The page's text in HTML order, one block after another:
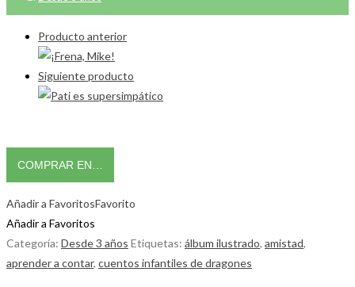
Producto anterior
Siguiente producto
COMPRAR EN…
Añadir a FavoritosFavorito
Añadir a Favoritos
Categoría: Desde 3 años Etiquetas: álbum ilustrado, amistad,
aprender a contar, cuentos infantiles de dragones